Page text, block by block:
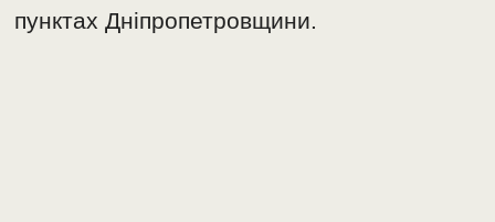
пунктах Дніпропетровщини.